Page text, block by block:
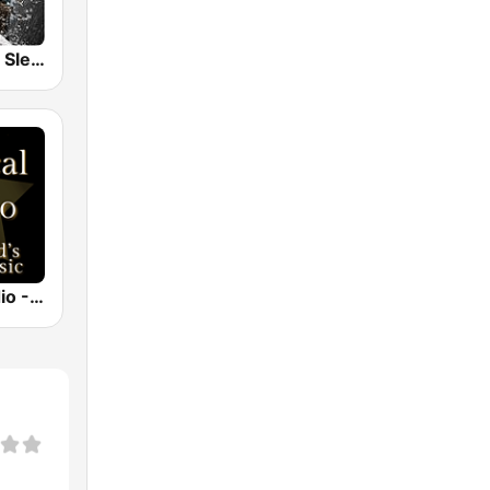
Nature Radio Sleep
Classical Radio - Sleep